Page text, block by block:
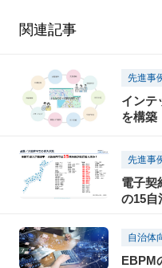
関連記事
先進事
インテ
を構築
先進事
電子契
の15自
自治体
EBPM